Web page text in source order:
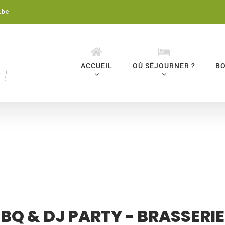
ACCUEIL OÙ SÉJOURNER ?
& DJ PARTY -